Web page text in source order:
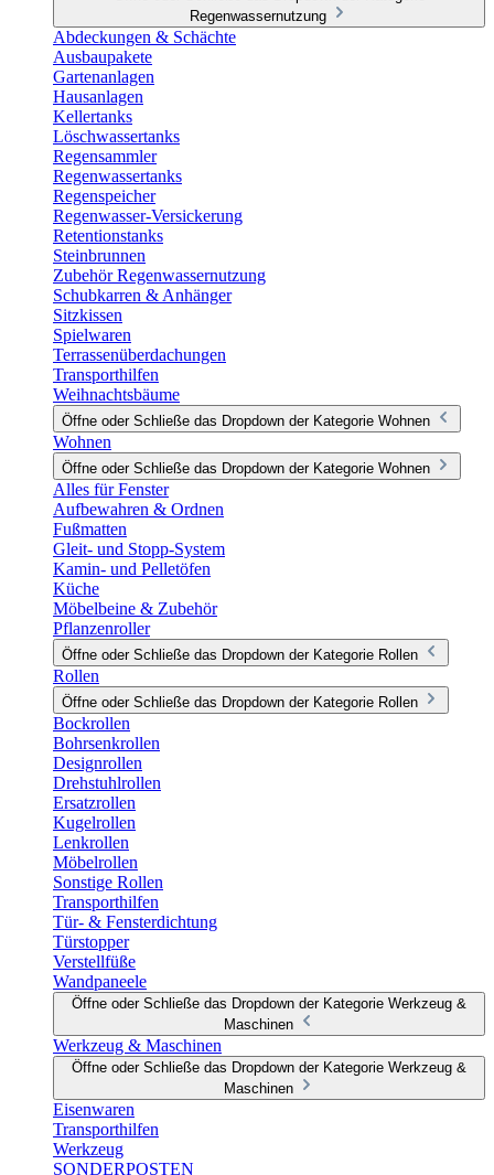
Regenwassernutzung
Abdeckungen & Schächte
Ausbaupakete
Gartenanlagen
Hausanlagen
Kellertanks
Löschwassertanks
Regensammler
Regenwassertanks
Regenspeicher
Regenwasser-Versickerung
Retentionstanks
Steinbrunnen
Zubehör Regenwassernutzung
Schubkarren & Anhänger
Sitzkissen
Spielwaren
Terrassenüberdachungen
Transporthilfen
Weihnachtsbäume
Öffne oder Schließe das Dropdown der Kategorie Wohnen
Wohnen
Öffne oder Schließe das Dropdown der Kategorie Wohnen
Alles für Fenster
Aufbewahren & Ordnen
Fußmatten
Gleit- und Stopp-System
Kamin- und Pelletöfen
Küche
Möbelbeine & Zubehör
Pflanzenroller
Öffne oder Schließe das Dropdown der Kategorie Rollen
Rollen
Öffne oder Schließe das Dropdown der Kategorie Rollen
Bockrollen
Bohrsenkrollen
Designrollen
Drehstuhlrollen
Ersatzrollen
Kugelrollen
Lenkrollen
Möbelrollen
Sonstige Rollen
Transporthilfen
Tür- & Fensterdichtung
Türstopper
Verstellfüße
Wandpaneele
Öffne oder Schließe das Dropdown der Kategorie Werkzeug &
Maschinen
Werkzeug & Maschinen
Öffne oder Schließe das Dropdown der Kategorie Werkzeug &
Maschinen
Eisenwaren
Transporthilfen
Werkzeug
SONDERPOSTEN